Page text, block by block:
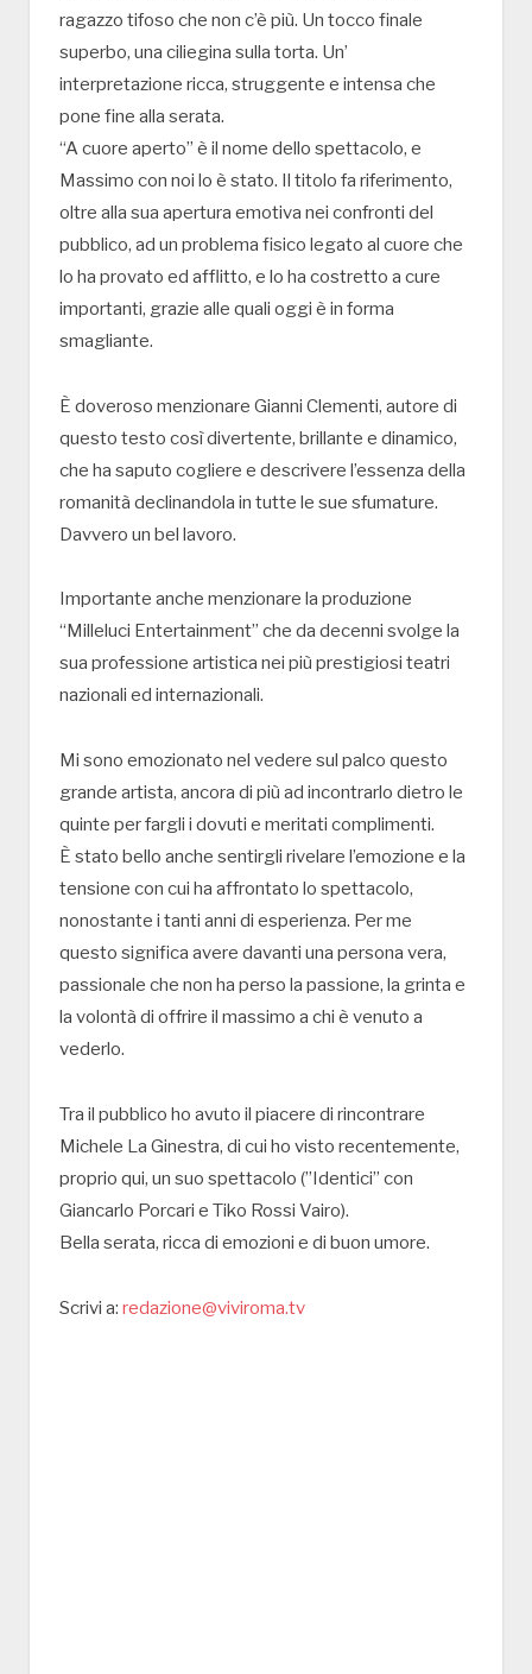
ragazzo tifoso che non c’è più. Un tocco finale
superbo, una ciliegina sulla torta. Un’
interpretazione ricca, struggente e intensa che
pone fine alla serata.
“A cuore aperto” è il nome dello spettacolo, e
Massimo con noi lo è stato. Il titolo fa riferimento,
oltre alla sua apertura emotiva nei confronti del
pubblico, ad un problema fisico legato al cuore che
lo ha provato ed afflitto, e lo ha costretto a cure
importanti, grazie alle quali oggi è in forma
smagliante.
È doveroso menzionare Gianni Clementi, autore di
questo testo così divertente, brillante e dinamico,
che ha saputo cogliere e descrivere l’essenza della
romanità declinandola in tutte le sue sfumature.
Davvero un bel lavoro.
Importante anche menzionare la produzione
“Milleluci Entertainment” che da decenni svolge la
sua professione artistica nei più prestigiosi teatri
nazionali ed internazionali.
Mi sono emozionato nel vedere sul palco questo
grande artista, ancora di più ad incontrarlo dietro le
quinte per fargli i dovuti e meritati complimenti.
È stato bello anche sentirgli rivelare l’emozione e la
tensione con cui ha affrontato lo spettacolo,
nonostante i tanti anni di esperienza. Per me
questo significa avere davanti una persona vera,
passionale che non ha perso la passione, la grinta e
la volontà di offrire il massimo a chi è venuto a
vederlo.
Tra il pubblico ho avuto il piacere di rincontrare
Michele La Ginestra, di cui ho visto recentemente,
proprio qui, un suo spettacolo (”Identici” con
Giancarlo Porcari e Tiko Rossi Vairo).
Bella serata, ricca di emozioni e di buon umore.
Scrivi a: redazione@viviroma.tv